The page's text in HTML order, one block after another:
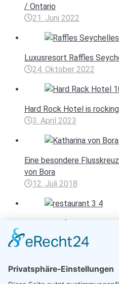
/ Ontario
21. Juni 2022
Luxusresort Raffles
24. Oktober 2022
Hard Rock Hotel is
3. April 2023
Eine besondere
von Bora
12. Juli 2018
Märchenhaftes
23. April 2015